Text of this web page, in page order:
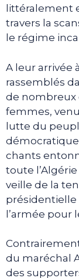
littéralement
travers la
le régime
A leur arrivée
rassemblés
de nombreux
femmes,
lutte du
chants
toute
veille de la
présidentielle
l’armée pour
du maréchal
des